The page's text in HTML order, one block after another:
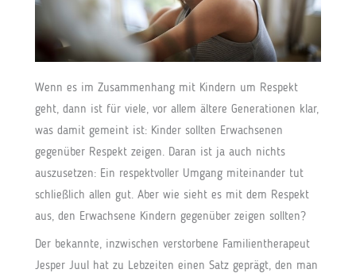
Wenn es im Zusammenhang mit Kindern um Respekt
geht, dann ist für viele, vor allem ältere Generationen klar,
was damit gemeint ist: Kinder sollten Erwachsenen
gegenüber Respekt zeigen. Daran ist ja auch nichts
auszusetzen: Ein respektvoller Umgang miteinander tut
schließlich allen gut. Aber wie sieht es mit dem Respekt
aus, den Erwachsene Kindern gegenüber zeigen sollten?
Der bekannte, inzwischen verstorbene Familientherapeut
Jesper Juul hat zu Lebzeiten einen Satz geprägt, den man